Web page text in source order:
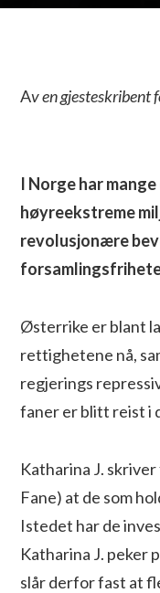
Av en gjesteskribent
I Norge har
høyreekstreme
revolusjonære
Østerrike er blant
rettighetene nå,
regjerings
faner er blitt reist i
Katharina J.
Fane) at de som
Istedet har de
Katharina J. peker
slår derfor fast at